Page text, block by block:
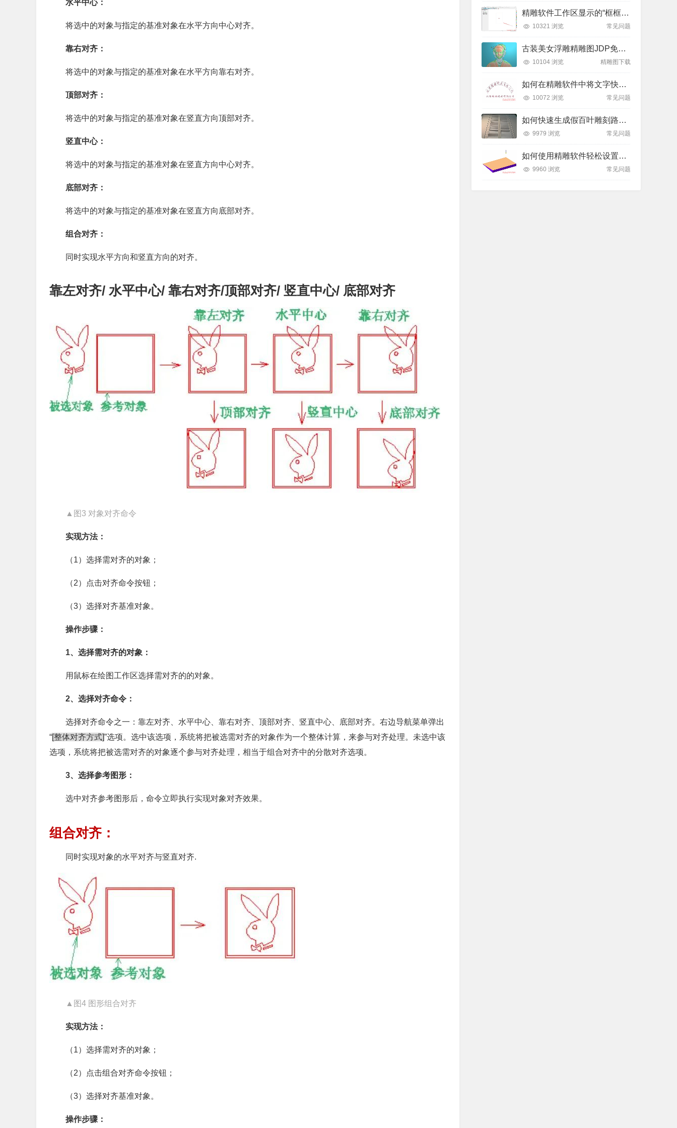
水平中心：
将选中的对象与指定的基准对象在水平方向中心对齐。
靠右对齐：
将选中的对象与指定的基准对象在水平方向靠右对齐。
顶部对齐：
将选中的对象与指定的基准对象在竖直方向顶部对齐。
竖直中心：
将选中的对象与指定的基准对象在竖直方向中心对齐。
底部对齐：
将选中的对象与指定的基准对象在竖直方向底部对齐。
组合对齐：
同时实现水平方向和竖直方向的对齐。
靠左对齐/ 水平中心/ 靠右对齐/顶部对齐/ 竖直中心/ 底部对齐
▲图3 对象对齐命令
实现方法：
（1）选择需对齐的对象；
（2）点击对齐命令按钮；
（3）选择对齐基准对象。
操作步骤：
1、选择需对齐的对象：
用鼠标在绘图工作区选择需对齐的的对象。
2、选择对齐命令：
选择对齐命令之一：靠左对齐、水平中心、靠右对齐、顶部对齐、竖直中心、底部对齐。右边导航菜单弹出
“[整体对齐方式]”选项。选中该选项，系统将把被选需对齐的对象作为一个整体计算，来参与对齐处理。未选中该
选项，系统将把被选需对齐的对象逐个参与对齐处理，相当于组合对齐中的分散对齐选项。
3、选择参考图形：
选中对齐参考图形后，命令立即执行实现对象对齐效果。
组合对齐：
同时实现对象的水平对齐与竖直对齐.
▲图4 图形组合对齐
实现方法：
（1）选择需对齐的对象；
（2）点击组合对齐命令按钮；
（3）选择对齐基准对象。
操作步骤：
精雕软件工作区显示的“框框”是什么？如何轻松隐藏或显示？
10321 浏览 常见问题
古装美女浮雕精雕图JDP免费下载
10104 浏览 精雕图下载
如何在精雕软件中将文字快速排列到弧形线条上？全步骤详解
10072 浏览 常见问题
如何快速生成假百叶雕刻路径？精雕软件全流程教学
9979 浏览 常见问题
如何使用精雕软件轻松设置斜坡面雕刻路径？
9960 浏览 常见问题